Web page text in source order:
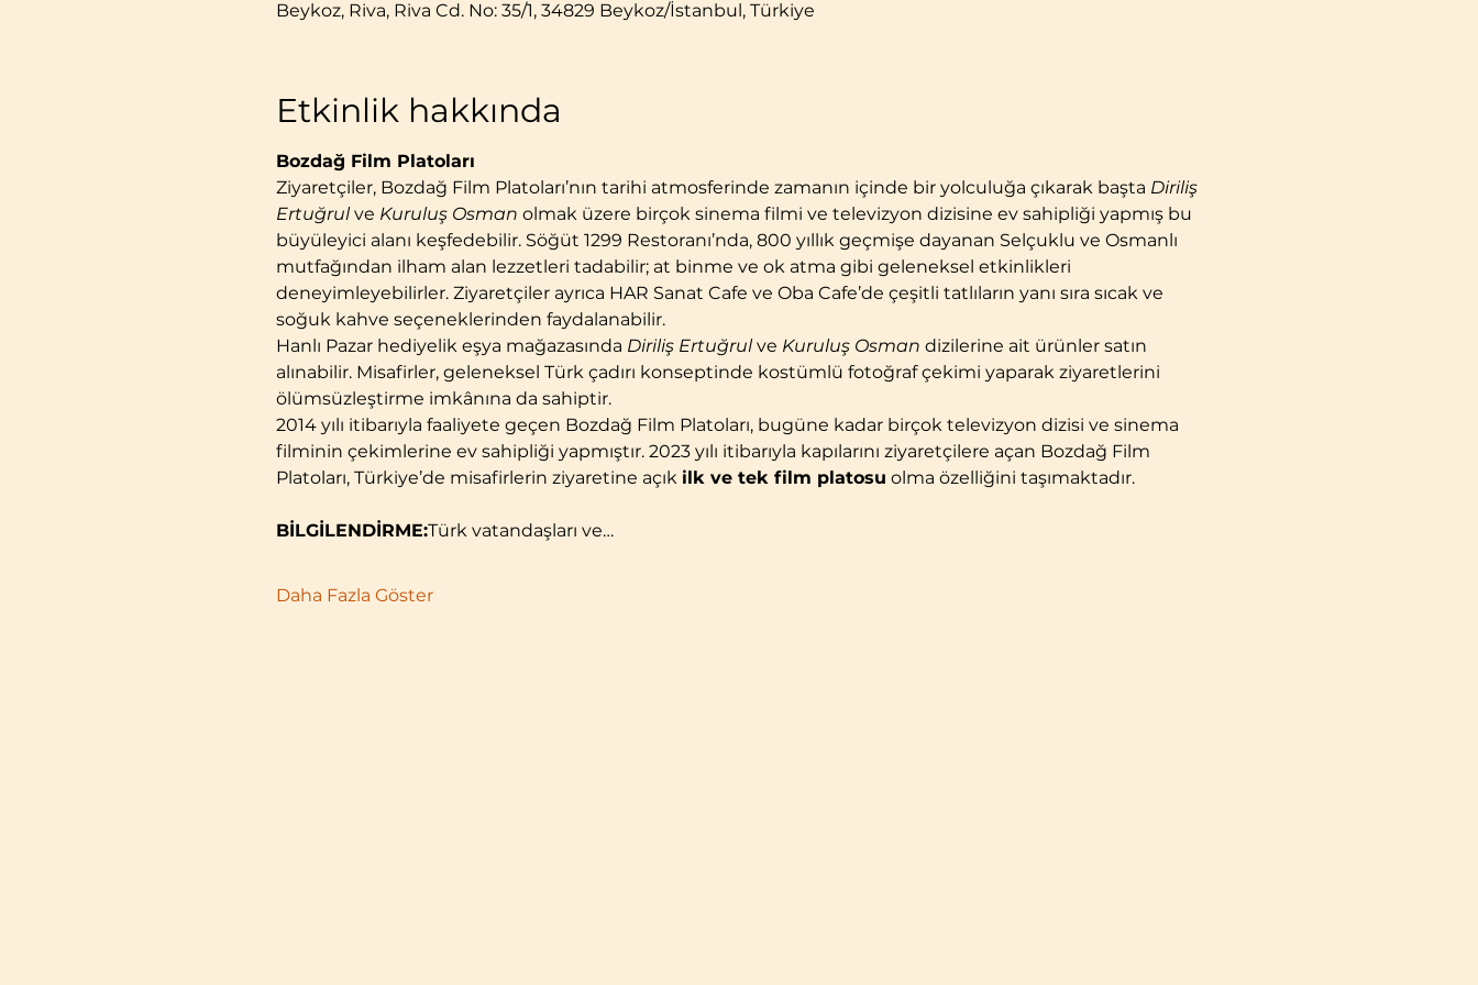
Beykoz, Riva, Riva Cd. No: 35/1, 34829 Beykoz/İstanbul, Türkiye
Etkinlik hakkında
Bozdağ Film Platoları
Ziyaretçiler, Bozdağ Film Platoları’nın tarihi atmosferinde zamanın içinde bir yolculuğa çıkarak başta Diriliş
Ertuğrul ve Kuruluş Osman olmak üzere birçok sinema filmi ve televizyon dizisine ev sahipliği yapmış bu
büyüleyici alanı keşfedebilir. Söğüt 1299 Restoranı’nda, 800 yıllık geçmişe dayanan Selçuklu ve Osmanlı
mutfağından ilham alan lezzetleri tadabilir; at binme ve ok atma gibi geleneksel etkinlikleri
deneyimleyebilirler. Ziyaretçiler ayrıca HAR Sanat Cafe ve Oba Cafe’de çeşitli tatlıların yanı sıra sıcak ve
soğuk kahve seçeneklerinden faydalanabilir.
Hanlı Pazar hediyelik eşya mağazasında Diriliş Ertuğrul ve Kuruluş Osman dizilerine ait ürünler satın
alınabilir. Misafirler, geleneksel Türk çadırı konseptinde kostümlü fotoğraf çekimi yaparak ziyaretlerini
ölümsüzleştirme imkânına da sahiptir.
2014 yılı itibarıyla faaliyete geçen Bozdağ Film Platoları, bugüne kadar birçok televizyon dizisi ve sinema
filminin çekimlerine ev sahipliği yapmıştır. 2023 yılı itibarıyla kapılarını ziyaretçilere açan Bozdağ Film
Platoları, Türkiye’de misafirlerin ziyaretine açık ilk ve tek film platosu olma özelliğini taşımaktadır.
BİLGİLENDİRME:Türk vatandaşları ve…
Daha Fazla Göster